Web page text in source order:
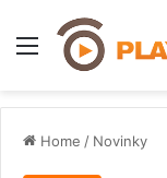
Menu
Home / Novinky